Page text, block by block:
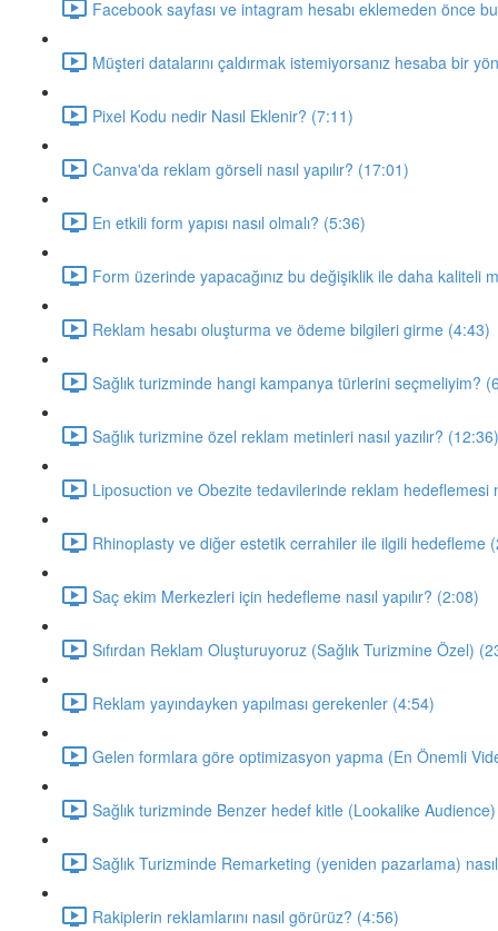
Facebook sayfası ve intagram hesabı eklemeden önce
Müşteri datalarını çaldırmak istemiyorsanız hesaba bir
Pixel Kodu nedir Nasıl Eklenir? (7:11)
Canva'da reklam görseli nasıl yapılır? (17:01)
En etkili form yapısı nasıl olmalı? (5:36)
Form üzerinde yapacağınız bu değişiklik ile daha kaliteli
Reklam hesabı oluşturma ve ödeme bilgileri girme (4:43)
Sağlık turizminde hangi kampanya türlerini seçmeliyim?
Sağlık turizmine özel reklam metinleri nasıl yazılır? (12:36)
Liposuction ve Obezite tedavilerinde reklam hedeflemesi
Rhinoplasty ve diğer estetik cerrahiler ile ilgili hedefleme
Saç ekim Merkezleri için hedefleme nasıl yapılır? (2:08)
Sıfırdan Reklam Oluşturuyoruz (Sağlık Turizmine Özel)
Reklam yayındayken yapılması gerekenler (4:54)
Gelen formlara göre optimizasyon yapma (En Önemli
Sağlık turizminde Benzer hedef kitle (Lookalike
Sağlık Turizminde Remarketing (yeniden pazarlama) nasıl
Rakiplerin reklamlarını nasıl görürüz? (4:56)